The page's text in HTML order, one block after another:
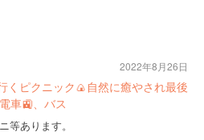
くピクニック🍙自然に癒やされ最後
車🚉、バス
等あります。
2022年8月26日